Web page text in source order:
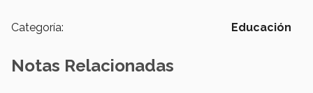
Categoría: Educación
Notas Relacionadas